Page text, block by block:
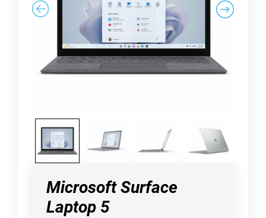
Microsoft Surface
Laptop 5